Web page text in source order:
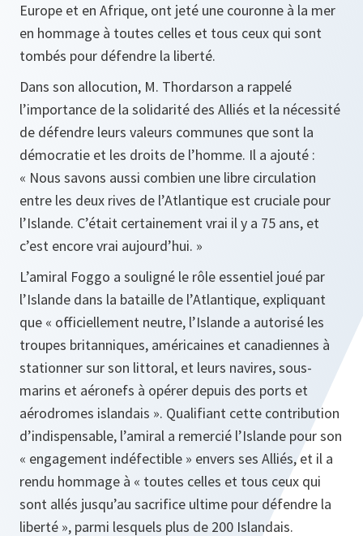
Europe et en Afrique, ont jeté une couronne à la mer
en hommage à toutes celles et tous ceux qui sont
tombés pour défendre la liberté.
Dans son allocution, M. Thordarson a rappelé
l’importance de la solidarité des Alliés et la nécessité
de défendre leurs valeurs communes que sont la
démocratie et les droits de l’homme. Il a ajouté :
« Nous savons aussi combien une libre circulation
entre les deux rives de l’Atlantique est cruciale pour
l’Islande. C’était certainement vrai il y a 75 ans, et
c’est encore vrai aujourd’hui. »
L’amiral Foggo a souligné le rôle essentiel joué par
l’Islande dans la bataille de l’Atlantique, expliquant
que « officiellement neutre, l’Islande a autorisé les
troupes britanniques, américaines et canadiennes à
stationner sur son littoral, et leurs navires, sous-
marins et aéronefs à opérer depuis des ports et
aérodromes islandais ». Qualifiant cette contribution
d’indispensable, l’amiral a remercié l’Islande pour son
« engagement indéfectible » envers ses Alliés, et il a
rendu hommage à « toutes celles et tous ceux qui
sont allés jusqu’au sacrifice ultime pour défendre la
liberté », parmi lesquels plus de 200 Islandais.